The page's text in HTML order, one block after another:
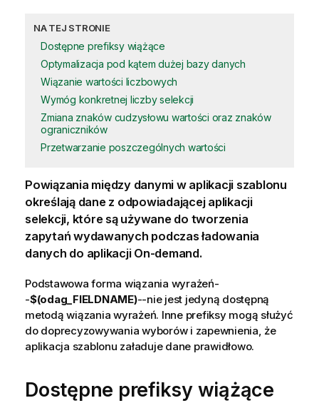
NA TEJ STRONIE
Dostępne prefiksy wiążące
Optymalizacja pod kątem dużej bazy danych
Wiązanie wartości liczbowych
Wymóg konkretnej liczby selekcji
Zmiana znaków cudzysłowu wartości oraz znaków
ograniczników
Przetwarzanie poszczególnych wartości
Powiązania między danymi w aplikacji szablonu
określają dane z odpowiadającej aplikacji
selekcji, które są używane do tworzenia
zapytań wydawanych podczas ładowania
danych do aplikacji On-demand.
Podstawowa forma wiązania wyrażeń-
-$(odag_FIELDNAME)--nie jest jedyną dostępną
metodą wiązania wyrażeń. Inne prefiksy mogą służyć
do doprecyzowywania wyborówi zapewnienia, że
aplikacja szablonu załaduje dane prawidłowo.
Dostępne prefiksy wiążące